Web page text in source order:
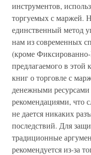
инструментов,
торгуемых с маржей.
единственный метод
нам из современных
(кроме
предлагаемого в
книг о торговле с
денежными ресурсами
рекомендациями, что
не дается никаких
последствий. Для
традиционные
рекомендуется из-за